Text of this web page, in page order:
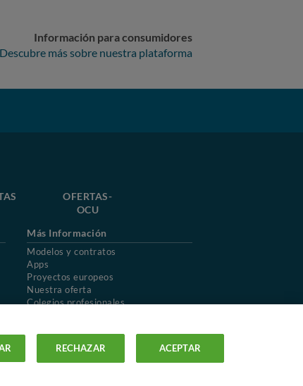
Información para consumidores
Descubre más sobre nuestra plataforma
OFERTAS-
OCU
Más Información
Modelos y contratos
Apps
Proyectos europeos
Nuestra oferta
Colegios profesionales
RECHAZAR ACEPTAR